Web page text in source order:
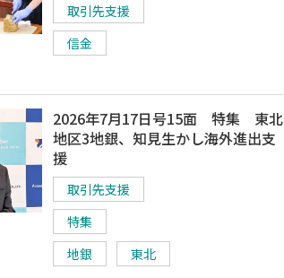
取引先支援
信金
2026年7月17日号15面 特集 東北
地区3地銀、知見生かし海外進出支
援
取引先支援
特集
地銀
東北